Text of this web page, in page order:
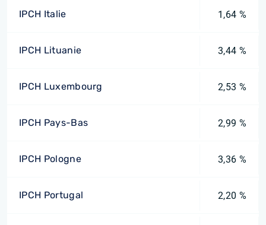
IPCH Italie 1,64 %
IPCH Lituanie 3,44 %
IPCH Luxembourg 2,53 %
IPCH Pays-Bas 2,99 %
IPCH Pologne 3,36 %
IPCH Portugal 2,20 %